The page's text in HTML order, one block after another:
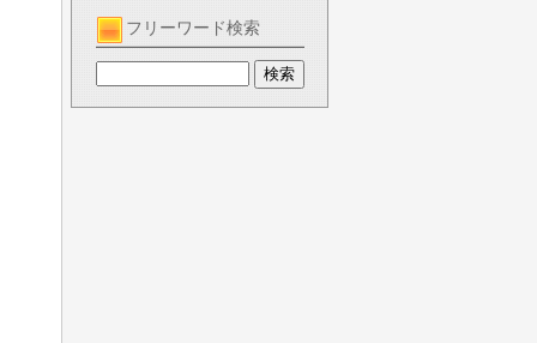
フリーワード検索